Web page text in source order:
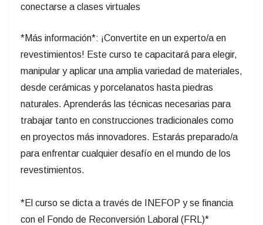
conectarse a clases virtuales
*Más información*: ¡Convertite en un experto/a en
revestimientos! Este curso te capacitará para elegir,
manipular y aplicar una amplia variedad de materiales,
desde cerámicas y porcelanatos hasta piedras
naturales. Aprenderás las técnicas necesarias para
trabajar tanto en construcciones tradicionales como
en proyectos más innovadores. Estarás preparado/a
para enfrentar cualquier desafío en el mundo de los
revestimientos.
*El curso se dicta a través de INEFOP y se financia
con el Fondo de Reconversión Laboral (FRL)*